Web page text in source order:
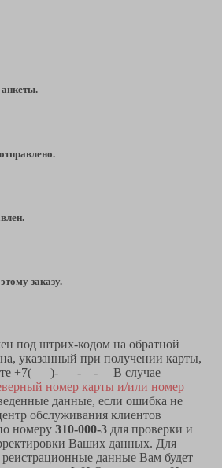
анкеты.
заказу.
под штрих-кодом на обратной
указанный при получении карты,
+7(___)-___-__-__ В случае
номер карты и/или номер
данные, если ошибка не
обслуживания клиентов
номеру 310-000-3 для проверки и
Ваших данных. Для
данные Вам будет